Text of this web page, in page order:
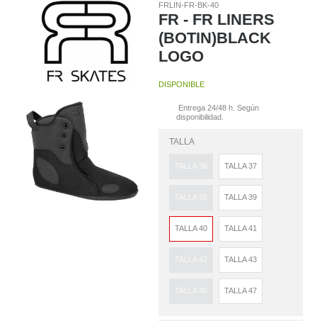
FRLIN-FR-BK-40
FR - FR LINERS
(BOTIN)BLACK
LOGO
DISPONIBLE
Entrega 24/48 h. Según
disponibilidad.
TALLA
TALLA 36 TALLA 37
TALLA 38 TALLA 39
TALLA 40 TALLA 41
TALLA 42 TALLA 43
TALLA 46 TALLA 47